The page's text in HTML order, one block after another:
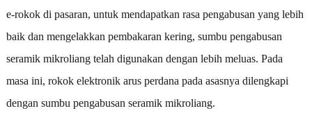
e-rokok di pasaran, untuk mendapatkan rasa pengabusan yang lebih
baik dan mengelakkan pembakaran kering, sumbu pengabusan
seramik mikroliang telah digunakan dengan lebih meluas. Pada
masa ini, rokok elektronik arus perdana pada asasnya dilengkapi
dengan sumbu pengabusan seramik mikroliang.